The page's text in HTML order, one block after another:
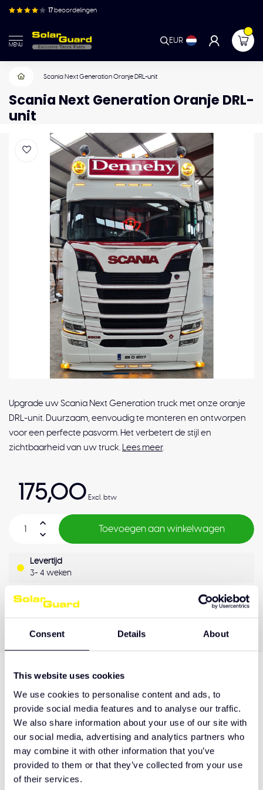
Consent Details About
This website uses cookies
We use cookies to personalise content and ads, to
provide social media features and to analyse our traffic.
We also share information about your use of our site with
our social media, advertising and analytics partners who
may combine it with other information that you’ve
provided to them or that they’ve collected from your use
of their services.
17 beoordelingen
MENU
EUR
Scania Next Generation Oranje DRL-unit
Scania Next Generation Oranje DRL-
unit
Upgrade uw Scania Next Generation truck met onze oranje
DRL-unit. Duurzaam, eenvoudig te monteren en ontworpen
voor een perfecte pasvorm. Het verbetert de stijl en
zichtbaarheid van uw truck. Lees meer.
175,00 Excl. btw
Toevoegen aan winkelwagen
Levertijd
3- 4 weken
OEM Kwaliteit Kwaliteitsgarantie
Hulp nodig bij het maken van de juiste keuze
of het product afhalen?
Neem contact op